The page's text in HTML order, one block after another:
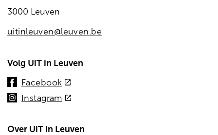
3000 Leuven
uitinleuven@leuven.be
Volg UiT in Leuven
Facebook (externe
link)
Instagram(externe
Over UiT in Leuven